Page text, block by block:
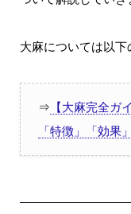
大麻については以下
⇒ 【大麻完全ガ
「特徴」「効果